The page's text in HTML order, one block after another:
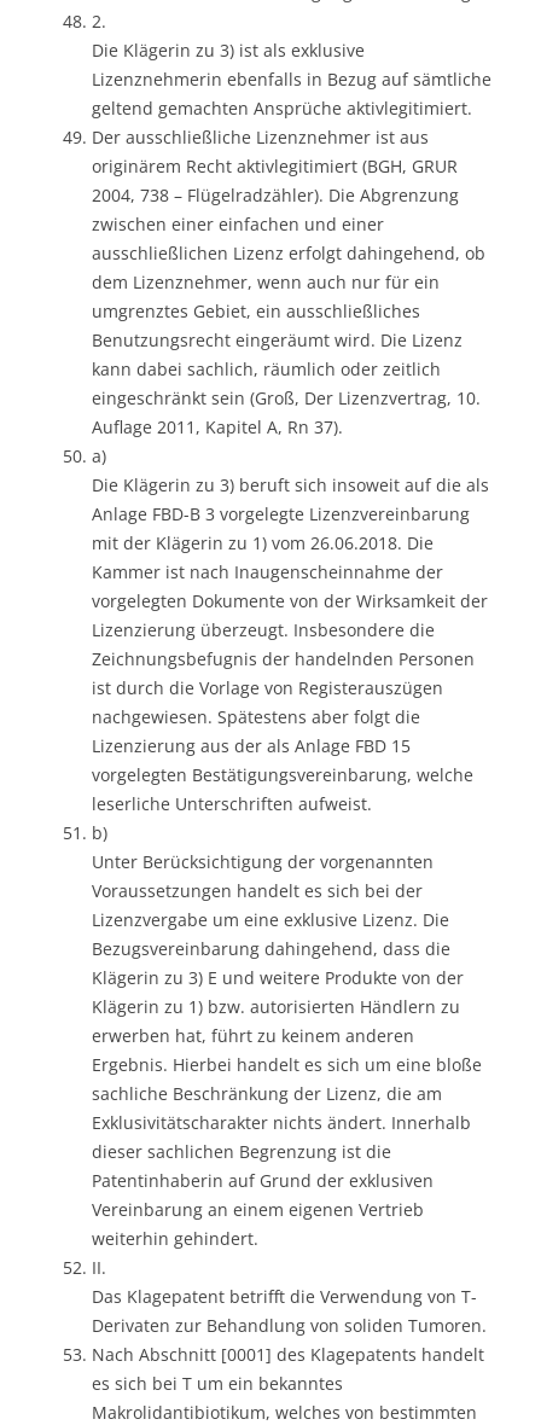
2.
Die Klägerin zu 3) ist als exklusive
Lizenznehmerin ebenfalls in Bezug auf sämtliche
geltend gemachten Ansprüche aktivlegitimiert.
Der ausschließliche Lizenznehmer ist aus
originärem Recht aktivlegitimiert (BGH, GRUR
2004, 738 – Flügelradzähler). Die Abgrenzung
zwischen einer einfachen und einer
ausschließlichen Lizenz erfolgt dahingehend, ob
dem Lizenznehmer, wenn auch nur für ein
umgrenztes Gebiet, ein ausschließliches
Benutzungsrecht eingeräumt wird. Die Lizenz
kann dabei sachlich, räumlich oder zeitlich
eingeschränkt sein (Groß, Der Lizenzvertrag, 10.
Auflage 2011, Kapitel A, Rn 37).
a)
Die Klägerin zu 3) beruft sich insoweit auf die als
Anlage FBD-B 3 vorgelegte Lizenzvereinbarung
mit der Klägerin zu 1) vom 26.06.2018. Die
Kammer ist nach Inaugenscheinnahme der
vorgelegten Dokumente von der Wirksamkeit der
Lizenzierung überzeugt. Insbesondere die
Zeichnungsbefugnis der handelnden Personen
ist durch die Vorlage von Registerauszügen
nachgewiesen. Spätestens aber folgt die
Lizenzierung aus der als Anlage FBD 15
vorgelegten Bestätigungsvereinbarung, welche
leserliche Unterschriften aufweist.
b)
Unter Berücksichtigung der vorgenannten
Voraussetzungen handelt es sich bei der
Lizenzvergabe um eine exklusive Lizenz. Die
Bezugsvereinbarung dahingehend, dass die
Klägerin zu 3) E und weitere Produkte von der
Klägerin zu 1) bzw. autorisierten Händlern zu
erwerben hat, führt zu keinem anderen
Ergebnis. Hierbei handelt es sich um eine bloße
sachliche Beschränkung der Lizenz, die am
Exklusivitätscharakter nichts ändert. Innerhalb
dieser sachlichen Begrenzung ist die
Patentinhaberin auf Grund der exklusiven
Vereinbarung an einem eigenen Vertrieb
weiterhin gehindert.
II.
Das Klagepatent betrifft die Verwendung von T-
Derivaten zur Behandlung von soliden Tumoren.
Nach Abschnitt [0001] des Klagepatents handelt
es sich bei T um ein bekanntes
Makrolidantibiotikum, welches von bestimmten